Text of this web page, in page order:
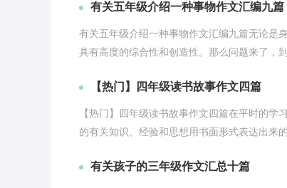
有关五年级介绍一种事物作文汇编九篇
有关五年级介绍一种事物作文汇编九篇无论是
具有高度的综合性和创造性。那么问题来了，
【热门】四年级读书故事作文四篇
【热门】四年级读书故事作文四篇在平时的
的有关知识、经验和思想用书面形式表达出来
有关孩子的三年级作文汇总十篇